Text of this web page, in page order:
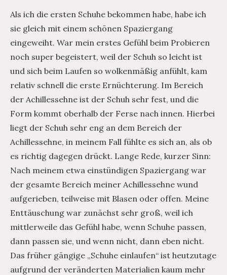
Als ich die ersten Schuhe bekommen habe, habe ich
sie gleich mit einem schönen Spaziergang
eingeweiht. War mein erstes Gefühl beim Probieren
noch super begeistert, weil der Schuh so leicht ist
und sich beim Laufen so wolkenmäßig anfühlt, kam
relativ schnell die erste Ernüchterung. Im Bereich
der Achillessehne ist der Schuh sehr fest, und die
Form kommt oberhalb der Ferse nach innen. Hierbei
liegt der Schuh sehr eng an dem Bereich der
Achillessehne, in meinem Fall fühlte es sich an, als ob
es richtig dagegen drückt. Lange Rede, kurzer Sinn:
Nach meinem etwa einstündigen Spaziergang war
der gesamte Bereich meiner Achillessehne wund
aufgerieben, teilweise mit Blasen oder offen. Meine
Enttäuschung war zunächst sehr groß, weil ich
mittlerweile das Gefühl habe, wenn Schuhe passen,
dann passen sie, und wenn nicht, dann eben nicht.
Das früher gängige „Schuhe einlaufen“ ist heutzutage
aufgrund der veränderten Materialien kaum mehr